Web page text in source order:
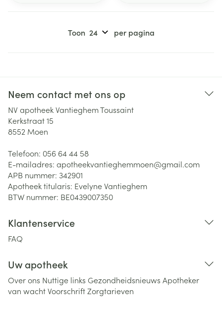
Toon per pagina
Neem contact met ons op
NV apotheek Vantieghem Toussaint
Kerkstraat 15
8552 Moen
Telefoon: 056 64 44 58
E-mailadres: apotheekvantieghemmoen@gmail.com
APB nummer: 342901
Apotheek titularis: Evelyne Vantieghem
BTW nummer: BE0439007350
Klantenservice
FAQ
Uw apotheek
Over ons Nuttige links Gezondheidsnieuws Apotheker
van wachtVoorschriftZorgtarieven